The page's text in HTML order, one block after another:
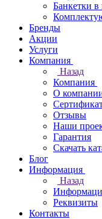
Банкетки
Бренды
Акции
Услуги
Компания
Назад
Компания
О
Отзывы
Наши
Гарантия
Скачать
Блог
Информация
Назад
Реквизиты
Контакты